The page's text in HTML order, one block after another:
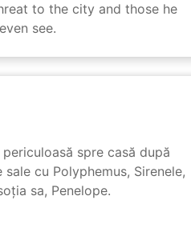
to the city and those he
see.
spre casă după
cu Polyphemus, Sirenele,
sa, Penelope.